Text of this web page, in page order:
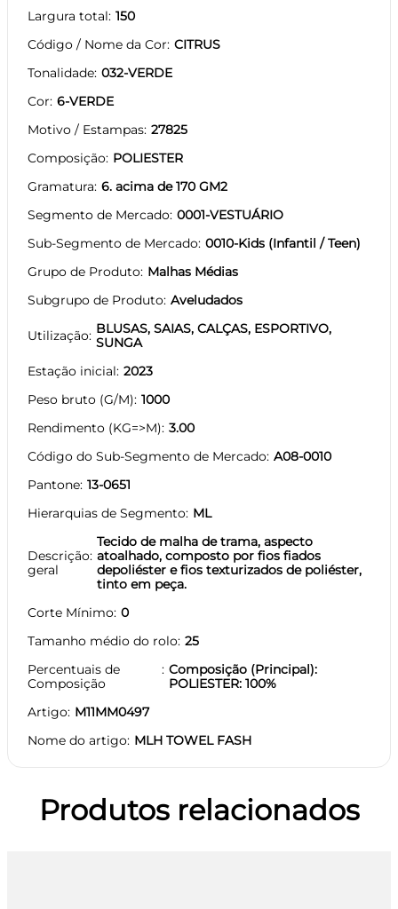
Largura total 150
Código / Nome da Cor CITRUS
Tonalidade 032-VERDE
Cor 6-VERDE
Motivo / Estampas 27825
Composição POLIESTER
Gramatura 6. acima de 170 GM2
Segmento de Mercado 0001-VESTUÁRIO
Sub-Segmento de Mercado 0010-Kids (Infantil / Teen)
Grupo de Produto Malhas Médias
Subgrupo de Produto Aveludados
Utilização BLUSAS, SAIAS, CALÇAS, ESPORTIVO,
SUNGA
Estação inicial 2023
Peso bruto (G/M) 1000
Rendimento (KG=>M) 3.00
Código do Sub-Segmento de Mercado A08-0010
Pantone 13-0651
Hierarquias de Segmento ML
Descrição
geral
Tecido de malha de trama, aspecto
atoalhado, composto por fios fiados
depoliéster e fios texturizados de poliéster,
tinto em peça.
Corte Mínimo 0
Tamanho médio do rolo 25
Percentuais de
Composição
Composição (Principal):
POLIESTER: 100%
Artigo M11MM0497
Nome do artigo MLH TOWEL FASH
Produtos relacionados